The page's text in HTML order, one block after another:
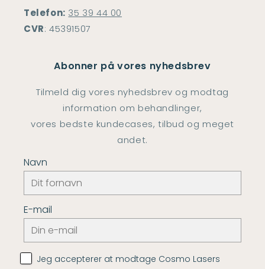
Telefon: 35 39 44 00
CVR: 45391507
Abonner på vores nyhedsbrev
Tilmeld dig vores nyhedsbrev og modtag
information om behandlinger,
vores bedste kundecases, tilbud og meget
andet.
Navn
E-mail
Jeg accepterer at modtage Cosmo Lasers